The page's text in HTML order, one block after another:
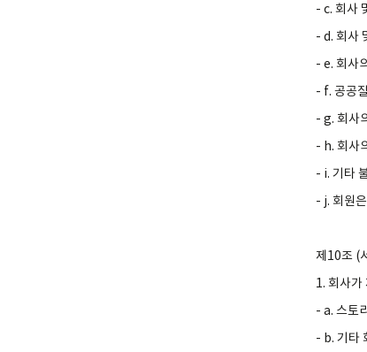
- c. 회사
- d. 회사
- e. 회사
- f. 공공
- g. 회사
- h. 회사
- i. 기타
- j. 회원
제10조 (
1. 회사가
- a. 스토
- b. 기타